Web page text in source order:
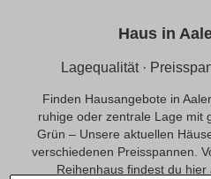
Haus in
Lagequalität ·
Finden Hausangebote in
ruhige oder zentrale Lage mit
Grün – Unsere aktuellen
verschiedenen Preisspannen.
Reihenhaus findest du